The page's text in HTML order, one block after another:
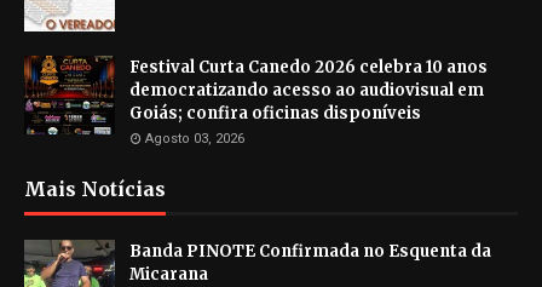
Festival Curta Canedo 2026 celebra 10 anos
democratizando acesso ao audiovisual em
Goiás; confira oficinas disponíveis
Agosto 03, 2026
Mais Notícias
Banda PINOTE Confirmada no Esquenta da
Micarana